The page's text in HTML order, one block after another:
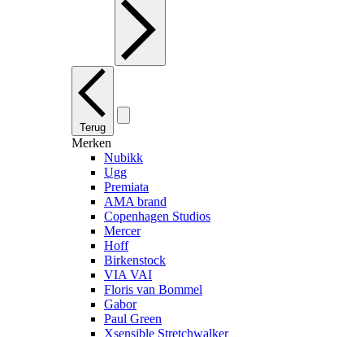
Terug
Merken
Nubikk
Ugg
Premiata
AMA brand
Copenhagen Studios
Mercer
Hoff
Birkenstock
VIA VAI
Floris van Bommel
Gabor
Paul Green
Xsensible Stretchwalker